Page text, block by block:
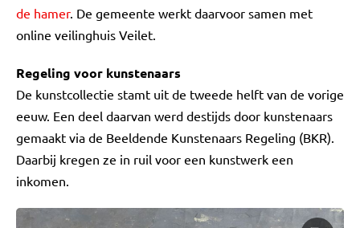
de hamer. De gemeente werkt daarvoor samen met
online veilinghuis Veilet.
Regeling voor kunstenaars
De kunstcollectie stamt uit de tweede helft van de vorige
eeuw. Een deel daarvan werd destijds door kunstenaars
gemaakt via de Beeldende Kunstenaars Regeling (BKR).
Daarbij kregen ze in ruil voor een kunstwerk een
inkomen.